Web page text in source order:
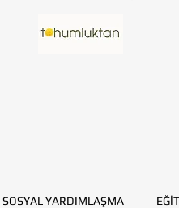
SOSYAL YARDIMLAŞMA